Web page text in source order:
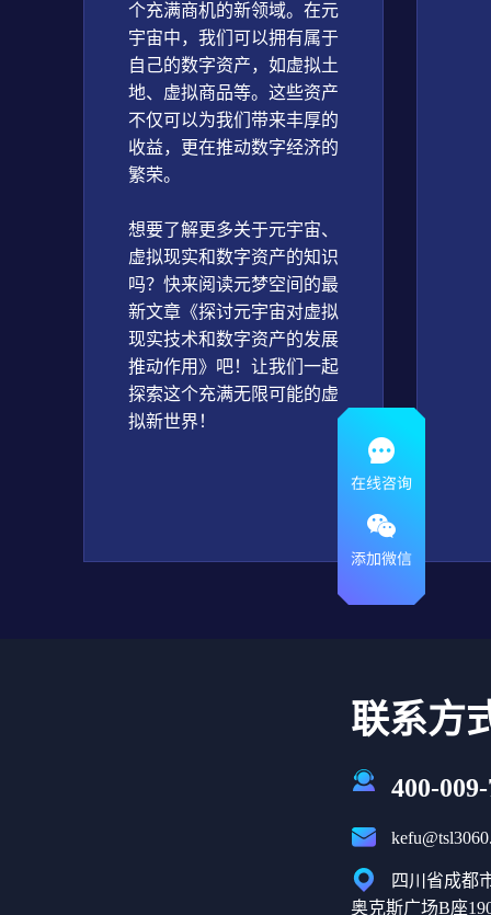
个充满商机的新领域。在元
宇宙中，我们可以拥有属于
自己的数字资产，如虚拟土
地、虚拟商品等。这些资产
不仅可以为我们带来丰厚的
收益，更在推动数字经济的
繁荣。
想要了解更多关于元宇宙、
虚拟现实和数字资产的知识
吗？快来阅读元梦空间的最
新文章《探讨元宇宙对虚拟
现实技术和数字资产的发展
推动作用》吧！让我们一起
探索这个充满无限可能的虚
拟新世界！
联系方
400-
四川省成都
奥克斯广场B座